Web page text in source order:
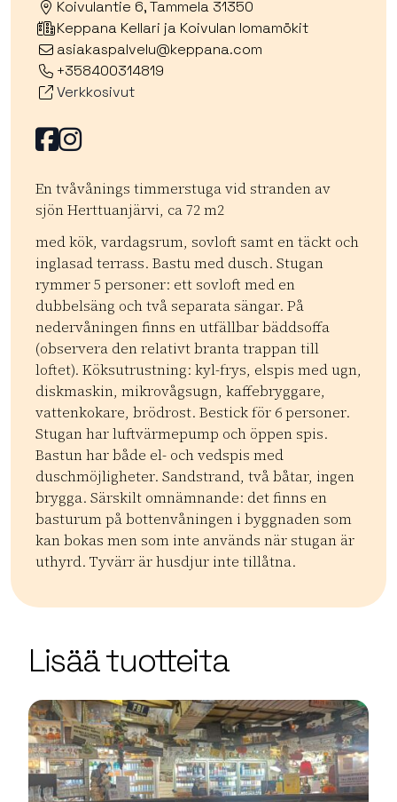
Koivulantie 6, Tammela 31350
Keppana Kellari ja Koivulan lomamökit
asiakaspalvelu@keppana.com
+358400314819
Verkkosivut
Facebook
Facebook
En tvåvånings timmerstuga vid stranden av
sjön Herttuanjärvi, ca 72 m2
med kök, vardagsrum, sovloft samt en täckt och
inglasad terrass. Bastu med dusch. Stugan
rymmer 5 personer: ett sovloft med en
dubbelsäng och två separata sängar. På
nedervåningen finns en utfällbar bäddsoffa
(observera den relativt branta trappan till
loftet). Köksutrustning: kyl-frys, elspis med ugn,
diskmaskin, mikrovågsugn, kaffebryggare,
vattenkokare, brödrost. Bestick för 6 personer.
Stugan har luftvärmepump och öppen spis.
Bastun har både el- och vedspis med
duschmöjligheter. Sandstrand, två båtar, ingen
brygga. Särskilt omnämnande: det finns en
basturum på bottenvåningen i byggnaden som
kan bokas men som inte används när stugan är
uthyrd. Tyvärr är husdjur inte tillåtna.
OpenStreetMap
Lisää tuotteita